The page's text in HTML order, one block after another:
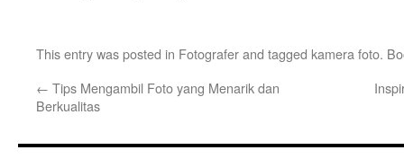
This entry was posted in Fotograferand tagged kamera foto.
← Tips Mengambil Foto yang Menarik dan
Berkualitas